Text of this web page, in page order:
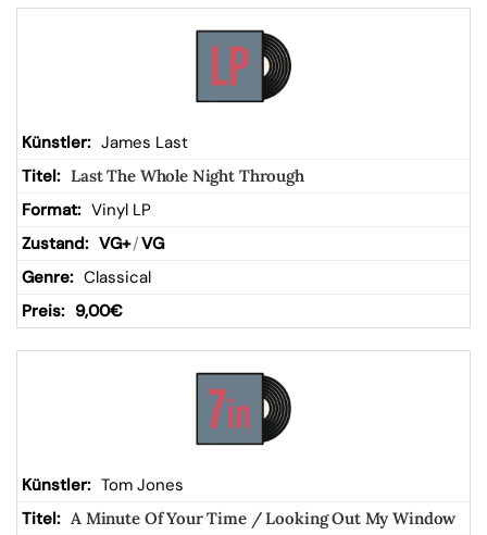
kor
b
James Last
Last The Whole Night Through
Vinyl LP
VG+/VG
Classical
9,00€
Tom Jones
A Minute Of Your Time / Looking Out My Window